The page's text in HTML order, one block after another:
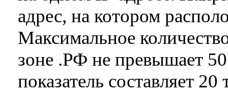
адрес, на котором
Максимальное
зоне .РФ не превышает
показатель составляет